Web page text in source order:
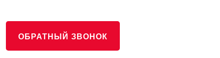
ОБРАТНЫЙ ЗВОНОК